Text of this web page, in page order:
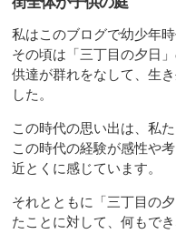
私はこのブログで幼少年
その頃は「三丁目の夕日
供達が群れをなして、生
した。
この時代の思い出は、私
この時代の経験が感性や
近とくに感じています。
それとともに「三丁目の
たことに対して、何もで